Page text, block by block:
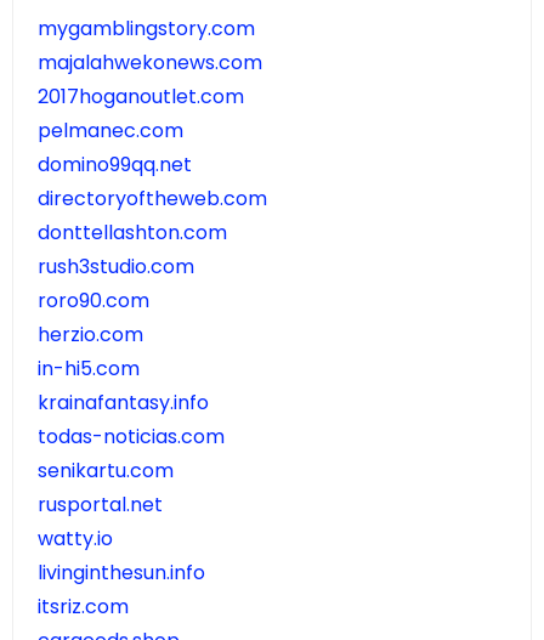
mygamblingstory.com
majalahwekonews.com
2017hoganoutlet.com
pelmanec.com
domino99qq.net
directoryoftheweb.com
donttellashton.com
rush3studio.com
roro90.com
herzio.com
in-hi5.com
krainafantasy.info
todas-noticias.com
senikartu.com
rusportal.net
watty.io
livinginthesun.info
itsriz.com